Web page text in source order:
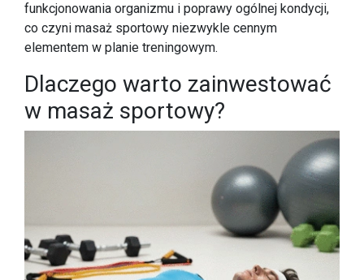
funkcjonowania organizmu i poprawy ogólnej kondycji,
co czyni masaż sportowy niezwykle cennym
elementem w planie treningowym.
Dlaczego warto zainwestować
w masaż sportowy?